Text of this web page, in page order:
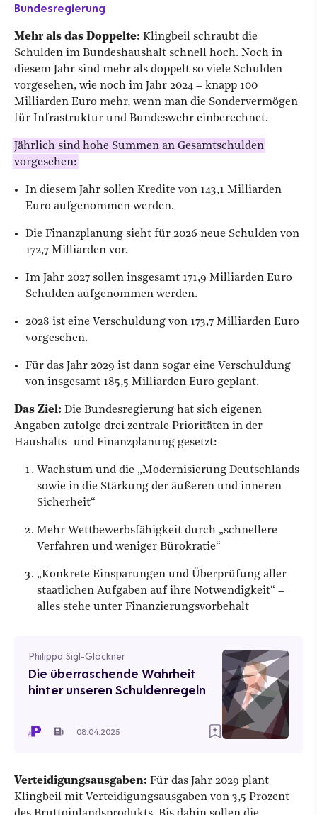
Bundesregierung
Mehr als das Doppelte: Klingbeil schraubt die
Schulden im Bundeshaushalt schnell hoch. Noch in
diesem Jahr sind mehr als doppelt so viele Schulden
vorgesehen, wie noch im Jahr 2024 – knapp 100
Milliarden Euro mehr, wenn man die Sondervermögen
für Infrastruktur und Bundeswehr einberechnet.
Jährlich sind hohe Summen an Gesamtschulden
vorgesehen:
In diesem Jahr sollen Kredite von 143,1 Milliarden
Euro aufgenommen werden.
Die Finanzplanung sieht für 2026 neue Schulden von
172,7 Milliarden vor.
Im Jahr 2027 sollen insgesamt 171,9 Milliarden Euro
Schulden aufgenommen werden.
2028 ist eine Verschuldung von 173,7 Milliarden Euro
vorgesehen.
Für das Jahr 2029 ist dann sogar eine Verschuldung
von insgesamt 185,5 Milliarden Euro geplant.
Das Ziel: Die Bundesregierung hat sich eigenen
Angaben zufolge drei zentrale Prioritäten in der
Haushalts- und Finanzplanung gesetzt:
Wachstum und die „Modernisierung Deutschlands
sowie in die Stärkung der äußeren und inneren
Sicherheit“
Mehr Wettbewerbsfähigkeit durch „schnellere
Verfahren und weniger Bürokratie“
„Konkrete Einsparungen und Überprüfung aller
staatlichen Aufgaben auf ihre Notwendigkeit“ –
alles stehe unter Finanzierungsvorbehalt
Philippa Sigl-Glöckner
Die überraschende Wahrheit
hinter unseren Schuldenregeln
08.04.2025
Verteidigungsausgaben: Für das Jahr 2029 plant
Klingbeil mit Verteidigungsausgaben von 3,5 Prozent